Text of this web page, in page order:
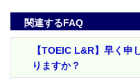
関連するFAQ
【TOEIC L&R】早く申
りますか？